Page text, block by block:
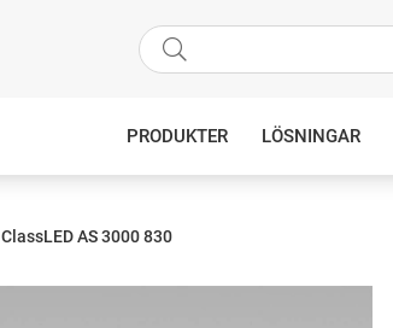
PRODUKTER LÖSNINGAR
ClassLED AS 3000 830